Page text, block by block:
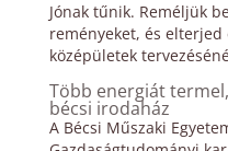
Jónak tűnik. Reméljük
reményeket, és elterjed
középületek
Több energiát
bécsi irodaház
A Bécsi Műszaki